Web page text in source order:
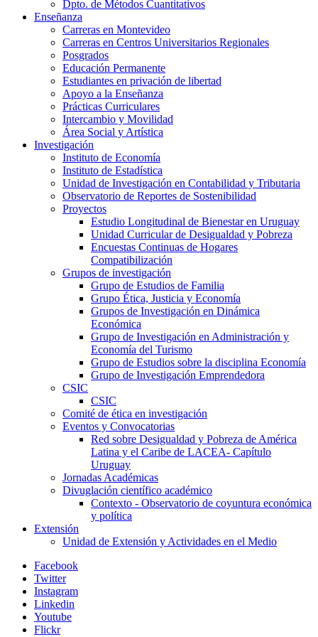
Dpto. de Métodos Cuantitativos
Enseñanza
Carreras en Montevideo
Carreras en Centros Universitarios Regionales
Posgrados
Educación Permanente
Estudiantes en privación de libertad
Apoyo a la Enseñanza
Prácticas Curriculares
Intercambio y Movilidad
Área Social y Artística
Investigación
Instituto de Economía
Instituto de Estadística
Unidad de Investigación en Contabilidad y Tributaria
Observatorio de Reportes de Sostenibilidad
Proyectos
Estudio Longitudinal de Bienestar en Uruguay
Unidad Curricular de Desigualdad y Pobreza
Encuestas Continuas de Hogares
Compatibilización
Grupos de investigación
Grupo de Estudios de Familia
Grupo Ética, Justicia y Economía
Grupos de Investigación en Dinámica
Económica
Grupo de Investigación en Administración y
Economía del Turismo
Grupo de Estudios sobre la disciplina Economía
Grupo de Investigación Emprendedora
CSIC
CSIC
Comité de ética en investigación
Eventos y Convocatorias
Red sobre Desigualdad y Pobreza de América
Latina y el Caribe de LACEA- Capítulo
Uruguay
Jornadas Académicas
Divuglación científico académico
Contexto - Observatorio de coyuntura económica
y política
Extensión
Unidad de Extensión y Actividades en el Medio
Facebook
Twitter
Instagram
Linkedin
Youtube
Flickr